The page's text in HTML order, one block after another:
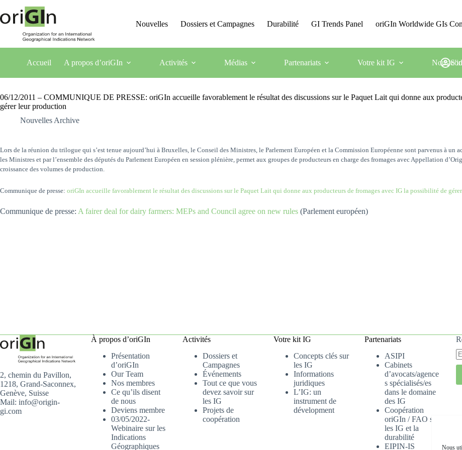
Nous
Nouvelles Dossiers et Campagnes Durabilité GI Trends Panel oriGIn Worldwide GIs
Accueil A propos d’oriGIn Activités Médias Partenariats Votre kit IG Nous
06/12/2011 – COMMUNIQUE DE PRESSE: oriGIn accueille favorablement le résultat des discussions sur le Paquet Lait qui donne aux
gérer leur production
Nouvelles Archive
Lors de la réunion du trilogue qui s’est tenue aujourd’hui à Bruxelles, le Conseil des Ministres, le Parlement Européen et la Commission Européenne sont parvenus à
les Ministres et par l’ensemble des députés du Parlement Européen en session plénière, permet aux groupes de producteurs en charge des fromages avec Appellation
croissance des volumes de production.
Communique de presse: oriGIn accueille favorablement le résultat des discussions sur le Paquet Lait qui donne aux producteurs de fromages avec IG la possibilité de
Communique de presse: A fairer deal for dairy farmers: MEPs and Council agree on new rules (Parlement européen)
2, chemin du Pavillon,
1218, Grand-Saconnex,
Genève, Suisse
Mail: info@origin-
gi.com
À propos d’oriGIn
Présentation
d’oriGIn
Our Team
Nos membres
Ce qu’ils disent
de nous
Deviens membre
03/05/2022-
Webinaire sur les
Indications
Géographiques
Activités
Dossiers et
Campagnes
Événements
Tout ce que vous
devez savoir sur
les IG
Projets de
coopération
Votre kit IG
Concepts clés sur
les IG
Informations
juridiques
L’IG: un
instrument de
dévelopment
Partenariats
ASIPI
Cabinets
d’avocats/agence
s spécialisés/es
dans le domaine
des IG
Coopération
oriGIn / FAO sur
les IG et la
durabilité
EIPIN-IS